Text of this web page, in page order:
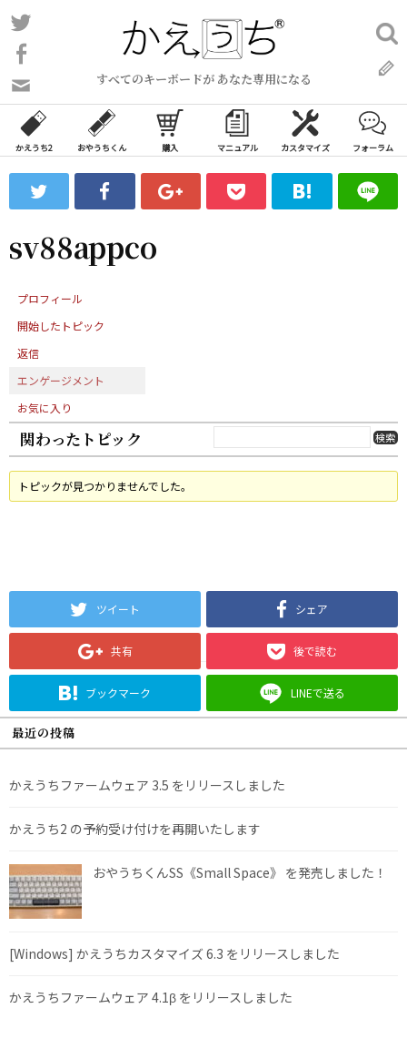
コ
ン
ン
ツ
ス
ッ
すべてのキーボードが あなた専用になる
い
合
わ
フ
ォ
ム
検
索:
かえうち2 おやうちくん 購入 マニュアル カスタマイズ フォーラム
sv88appco
プロフィール
開始したトピック
返信
エンゲージメント
お気に入り
関わったトピック
トピックが見つかりませんでした。
ツイート シェア
共有 後で読む
ブックマーク LINEで送る
最近の投稿
かえうちファームウェア 3.5 をリリースしました
かえうち2 の予約受け付けを再開いたします
おやうちくんSS《Small Space》 を発売しました！
[Windows] かえうちカスタマイズ 6.3 をリリースしました
かえうちファームウェア 4.1β をリリースしました